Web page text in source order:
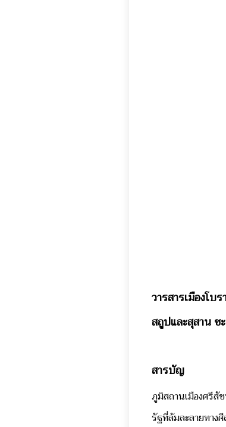
วารสารเมืองโ
สถูปและสุสาน ช
สารบัญ
ภูมิสถานเมืองศรีสั
รัฐที่ล้มละลายทาง